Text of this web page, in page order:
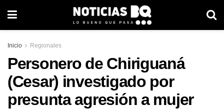
Inicio Regionales
Personero de Chiriguaná
(Cesar) investigado por
presunta agresión a mujer